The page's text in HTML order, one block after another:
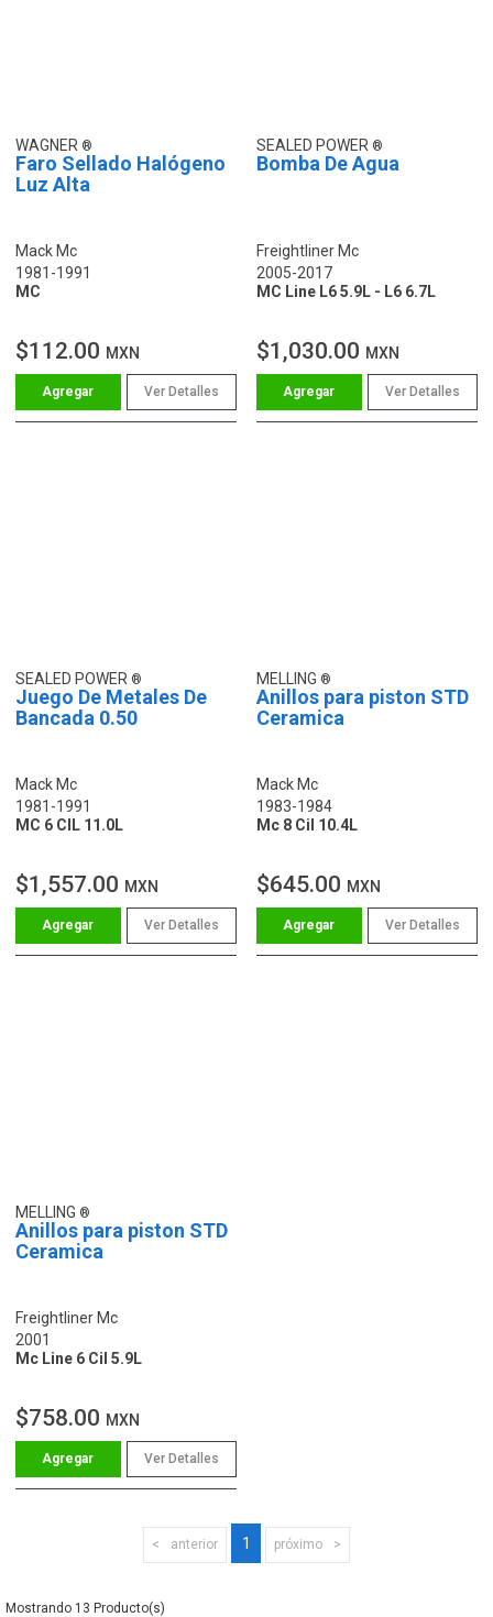
WAGNER
Faro Sellado Halógeno
Luz Alta
Mack Mc
1981-1991
MC
$112.00 MXN
Ver Detalles
SEALED POWER
Bomba De Agua
Freightliner Mc
2005-2017
MC Line L6 5.9L - L6 6.7L
$1,030.00 MXN
Ver Detalles
SEALED POWER
Juego De Metales De
Bancada 0.50
Mack Mc
1981-1991
MC 6 CIL 11.0L
$1,557.00 MXN
Ver Detalles
MELLING
Anillos para piston STD
Ceramica
Mack Mc
1983-1984
Mc 8 Cil 10.4L
$645.00 MXN
Ver Detalles
MELLING
Anillos para piston STD
Ceramica
Freightliner Mc
2001
Mc Line 6 Cil 5.9L
$758.00 MXN
Ver Detalles
anterior 1 próximo
13